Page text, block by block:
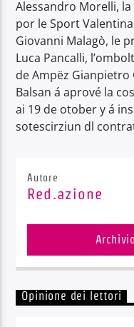
Alessandro Morelli,
por le Sport
Giovanni Malagò, le
Luca Pancalli,
de Ampëz Gianpietro
Balsan á aprové la
ai 19 de otober y á
sotescirziun dl
Autore
Red.azione
Opinione dei lettori